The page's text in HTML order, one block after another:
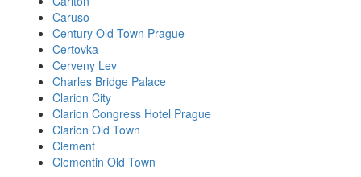
Caruso
Century Old Town Prague
Certovka
Cerveny Lev
Charles Bridge Palace
Clarion City
Clarion Congress Hotel Prague
Clarion Old Town
Clement
Clementin Old Town